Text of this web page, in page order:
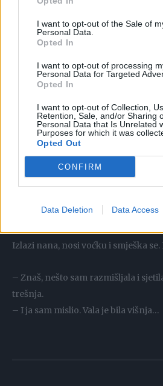
I want to opt-out of the Sale of
Personal Data.
Opted In
I want to opt-out of processing
Personal Data for Targeted
Opted In
I want to opt-out of Collection,
Retention, Sale, and/or Sharing
Personal Data that Is Unrelated
Purposes for which it was
Opted Out
CONFIRM
Data Deletion Data Access
Izlazi nana, nosi voćku i smješka se.
– Znaš, nešto sam razmišljala i
trešnja.
– I ja sam mislio. Vala je bila višnja…